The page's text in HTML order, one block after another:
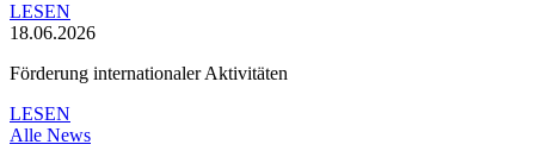
LESEN
18.06.2026
Förderung internationaler Aktivitäten
LESEN
Alle News